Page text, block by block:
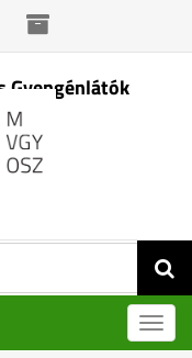
Gyengénlátók